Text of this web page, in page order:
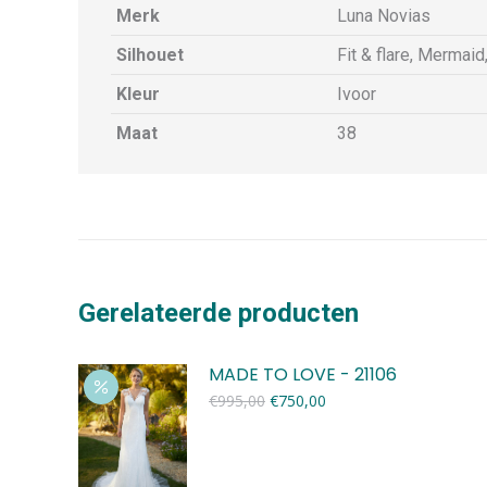
Merk
Luna Novias
Silhouet
Fit & flare,
Kleur
Ivoor
Maat
38
Gerelateerde producten
MADE TO LOVE - 21106
€995,00 Oorspronkelijke
€750,00